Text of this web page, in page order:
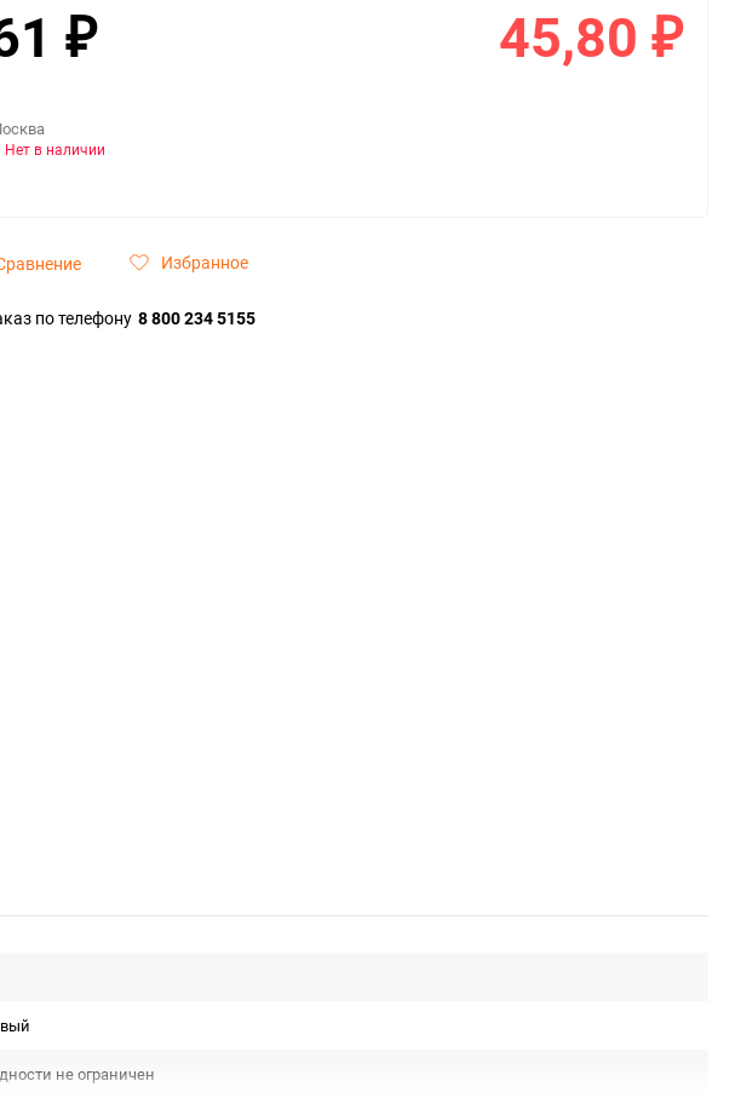
₽ 45,80 ₽
Нет в наличии
Избранное
по телефону 8 800 234 5155
не ограничен